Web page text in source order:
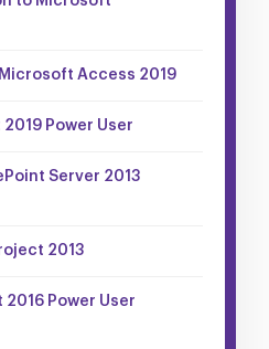
Access 2019
Power User
Server 2013
2013
Power User